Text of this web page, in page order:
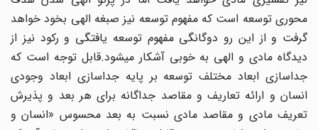
محوری توسعه است که مفهوم توسعه نیز صبغه الهی بخود خواهد
گرفت و از این رو دوگانگی مفهوم توسعه یافتگی و رکود نیز از
دیدگاه مادی و الهی به خوبی آشکار میشود.قابل توجه است که
جداسازی ابعاد مختلف توسعه بر پایه جداسازی ابعاد وجودی
انسان و ارائه تعاریف و مقاصد جداگانه برای هر بعد و پذیرش
تعریف مادی و مقاصد مادی نسبت به بعد محسوس «انسان و